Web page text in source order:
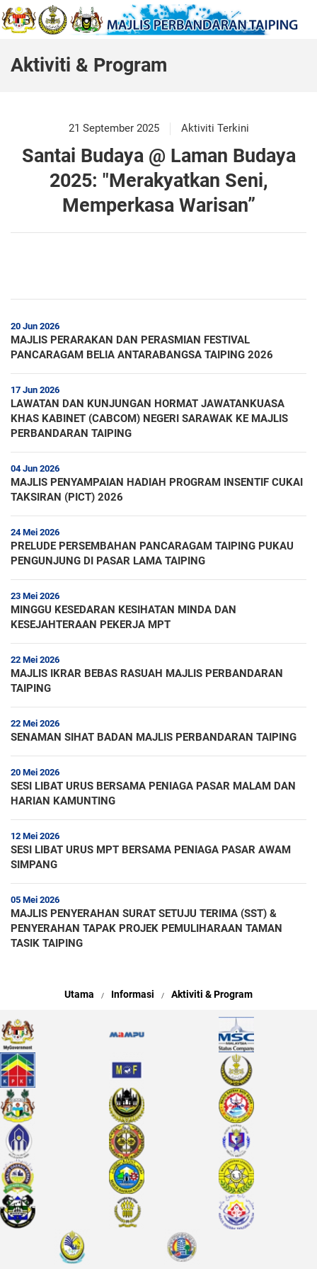
Aktiviti & Program
21 September 2025 Aktiviti Terkini
Santai Budaya @ Laman Budaya
2025: "Merakyatkan Seni,
Memperkasa Warisan”
20 Jun 2026
MAJLIS PERARAKAN DAN PERASMIAN FESTIVAL
PANCARAGAM BELIA ANTARABANGSA TAIPING 2026
17 Jun 2026
LAWATAN DAN KUNJUNGAN HORMAT JAWATANKUASA
KHAS KABINET (CABCOM) NEGERI SARAWAK KE MAJLIS
PERBANDARAN TAIPING
04 Jun 2026
MAJLIS PENYAMPAIAN HADIAH PROGRAM INSENTIF CUKAI
TAKSIRAN (PICT) 2026
24 Mei 2026
PRELUDE PERSEMBAHAN PANCARAGAM TAIPING PUKAU
PENGUNJUNG DI PASAR LAMA TAIPING
23 Mei 2026
MINGGU KESEDARAN KESIHATAN MINDA DAN
KESEJAHTERAAN PEKERJA MPT
22 Mei 2026
MAJLIS IKRAR BEBAS RASUAH MAJLIS PERBANDARAN
TAIPING
22 Mei 2026
SENAMAN SIHAT BADAN MAJLIS PERBANDARAN TAIPING
20 Mei 2026
SESI LIBAT URUS BERSAMA PENIAGA PASAR MALAM DAN
HARIAN KAMUNTING
12 Mei 2026
SESI LIBAT URUS MPT BERSAMA PENIAGA PASAR AWAM
SIMPANG
05 Mei 2026
MAJLIS PENYERAHAN SURAT SETUJU TERIMA (SST) &
PENYERAHAN TAPAK PROJEK PEMULIHARAAN TAMAN
TASIK TAIPING
Utama Informasi Aktiviti & Program